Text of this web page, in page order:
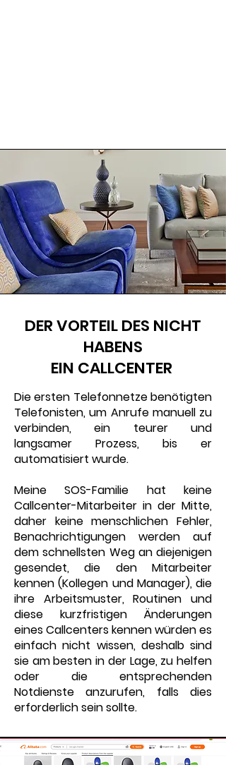
DER VORTEIL DES NICHT
HABENS
EIN CALLCENTER
Die ersten Telefonnetze benötigten
Telefonisten, um Anrufe manuell zu
verbinden, ein teurer und
langsamer Prozess, bis er
automatisiert wurde.
Meine SOS-Familie hat keine
Callcenter-Mitarbeiter in der Mitte,
daher keine menschlichen Fehler,
Benachrichtigungen werden auf
dem schnellsten Weg an diejenigen
gesendet, die den Mitarbeiter
kennen (Kollegen und Manager), die
ihre Arbeitsmuster, Routinen und
diese kurzfristigen Änderungen
eines Callcenters kennen würden es
einfach nicht wissen, deshalb sind
sie am besten in der Lage, zu helfen
oder die entsprechenden
Notdienste anzurufen, falls dies
erforderlich sein sollte.